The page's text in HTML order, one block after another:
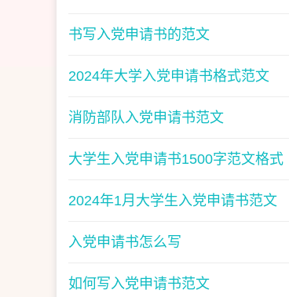
书写入党申请书的范文
2024年大学入党申请书格式范文
消防部队入党申请书范文
大学生入党申请书1500字范文格式
2024年1月大学生入党申请书范文
入党申请书怎么写
如何写入党申请书范文